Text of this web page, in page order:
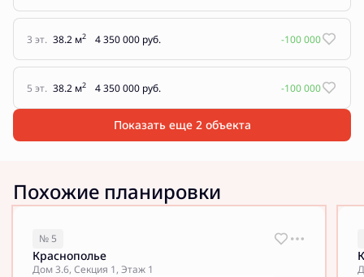
3 эт. 38.2 м2 4 350 000 руб. -100 000
5 эт. 38.2 м2 4 350 000 руб. -100 000
Показать еще 2 объектa
Похожие планировки
№ 5
Краснополье
Дом 3.6, Секция 1, Этаж 1